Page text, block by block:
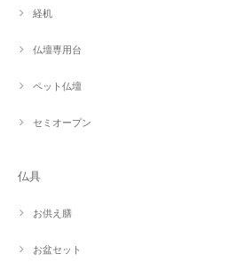
経机
仏壇専用台
ペット仏壇
セミオープン
仏具
お供え膳
お盆セット